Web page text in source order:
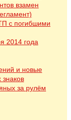
взамен
с погибшими
2014 года
и новые
за рулём